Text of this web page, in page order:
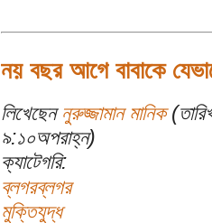
নয় বছর আগে বাবাকে
লিখেছেন নুরুজ্জামান মানিক
৯:১০অপরাহ্ন)
ক্যাটেগরি:
ব্লগরব্লগর
মুক্তিযুদ্ধ